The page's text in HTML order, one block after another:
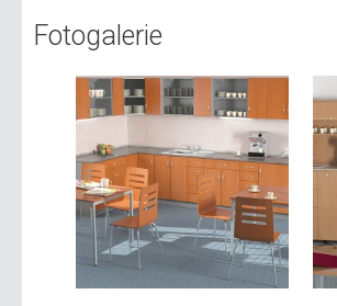
Fotogalerie